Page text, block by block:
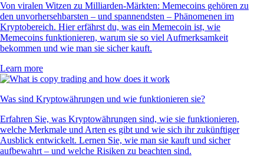
Von viralen Witzen zu Milliarden-Märkten: Memecoins gehören zu
den unvorhersehbarsten – und spannendsten – Phänomenen im
Kryptobereich. Hier erfährst du, was ein Memecoin ist, wie
Memecoins funktionieren, warum sie so viel Aufmerksamkeit
bekommen und wie man sie sicher kauft.
Learn more
Was sind Kryptowährungen und wie funktionieren sie?
Erfahren Sie, was Kryptowährungen sind, wie sie funktionieren,
welche Merkmale und Arten es gibt und wie sich ihr zukünftiger
Ausblick entwickelt. Lernen Sie, wie man sie kauft und sicher
aufbewahrt – und welche Risiken zu beachten sind.